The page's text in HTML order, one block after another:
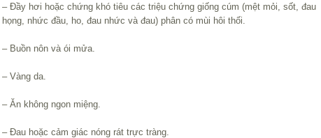
– Đầy hơi hoặc chứng khó tiêu các triệu chứng giống cúm (mệt mỏi, sốt, đau
họng, nhức đầu, ho, đau nhức và đau) phân có mùi hôi thối.
– Buồn nôn và ói mửa.
– Vàng da.
– Ăn không ngon miệng.
– Đau hoặc cảm giác nóng rát trực tràng.